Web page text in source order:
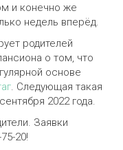
и конечно же
недель вперёд.
родителей
о том, что
основе
. Следующая такая
2022 года.
Заявки
20!